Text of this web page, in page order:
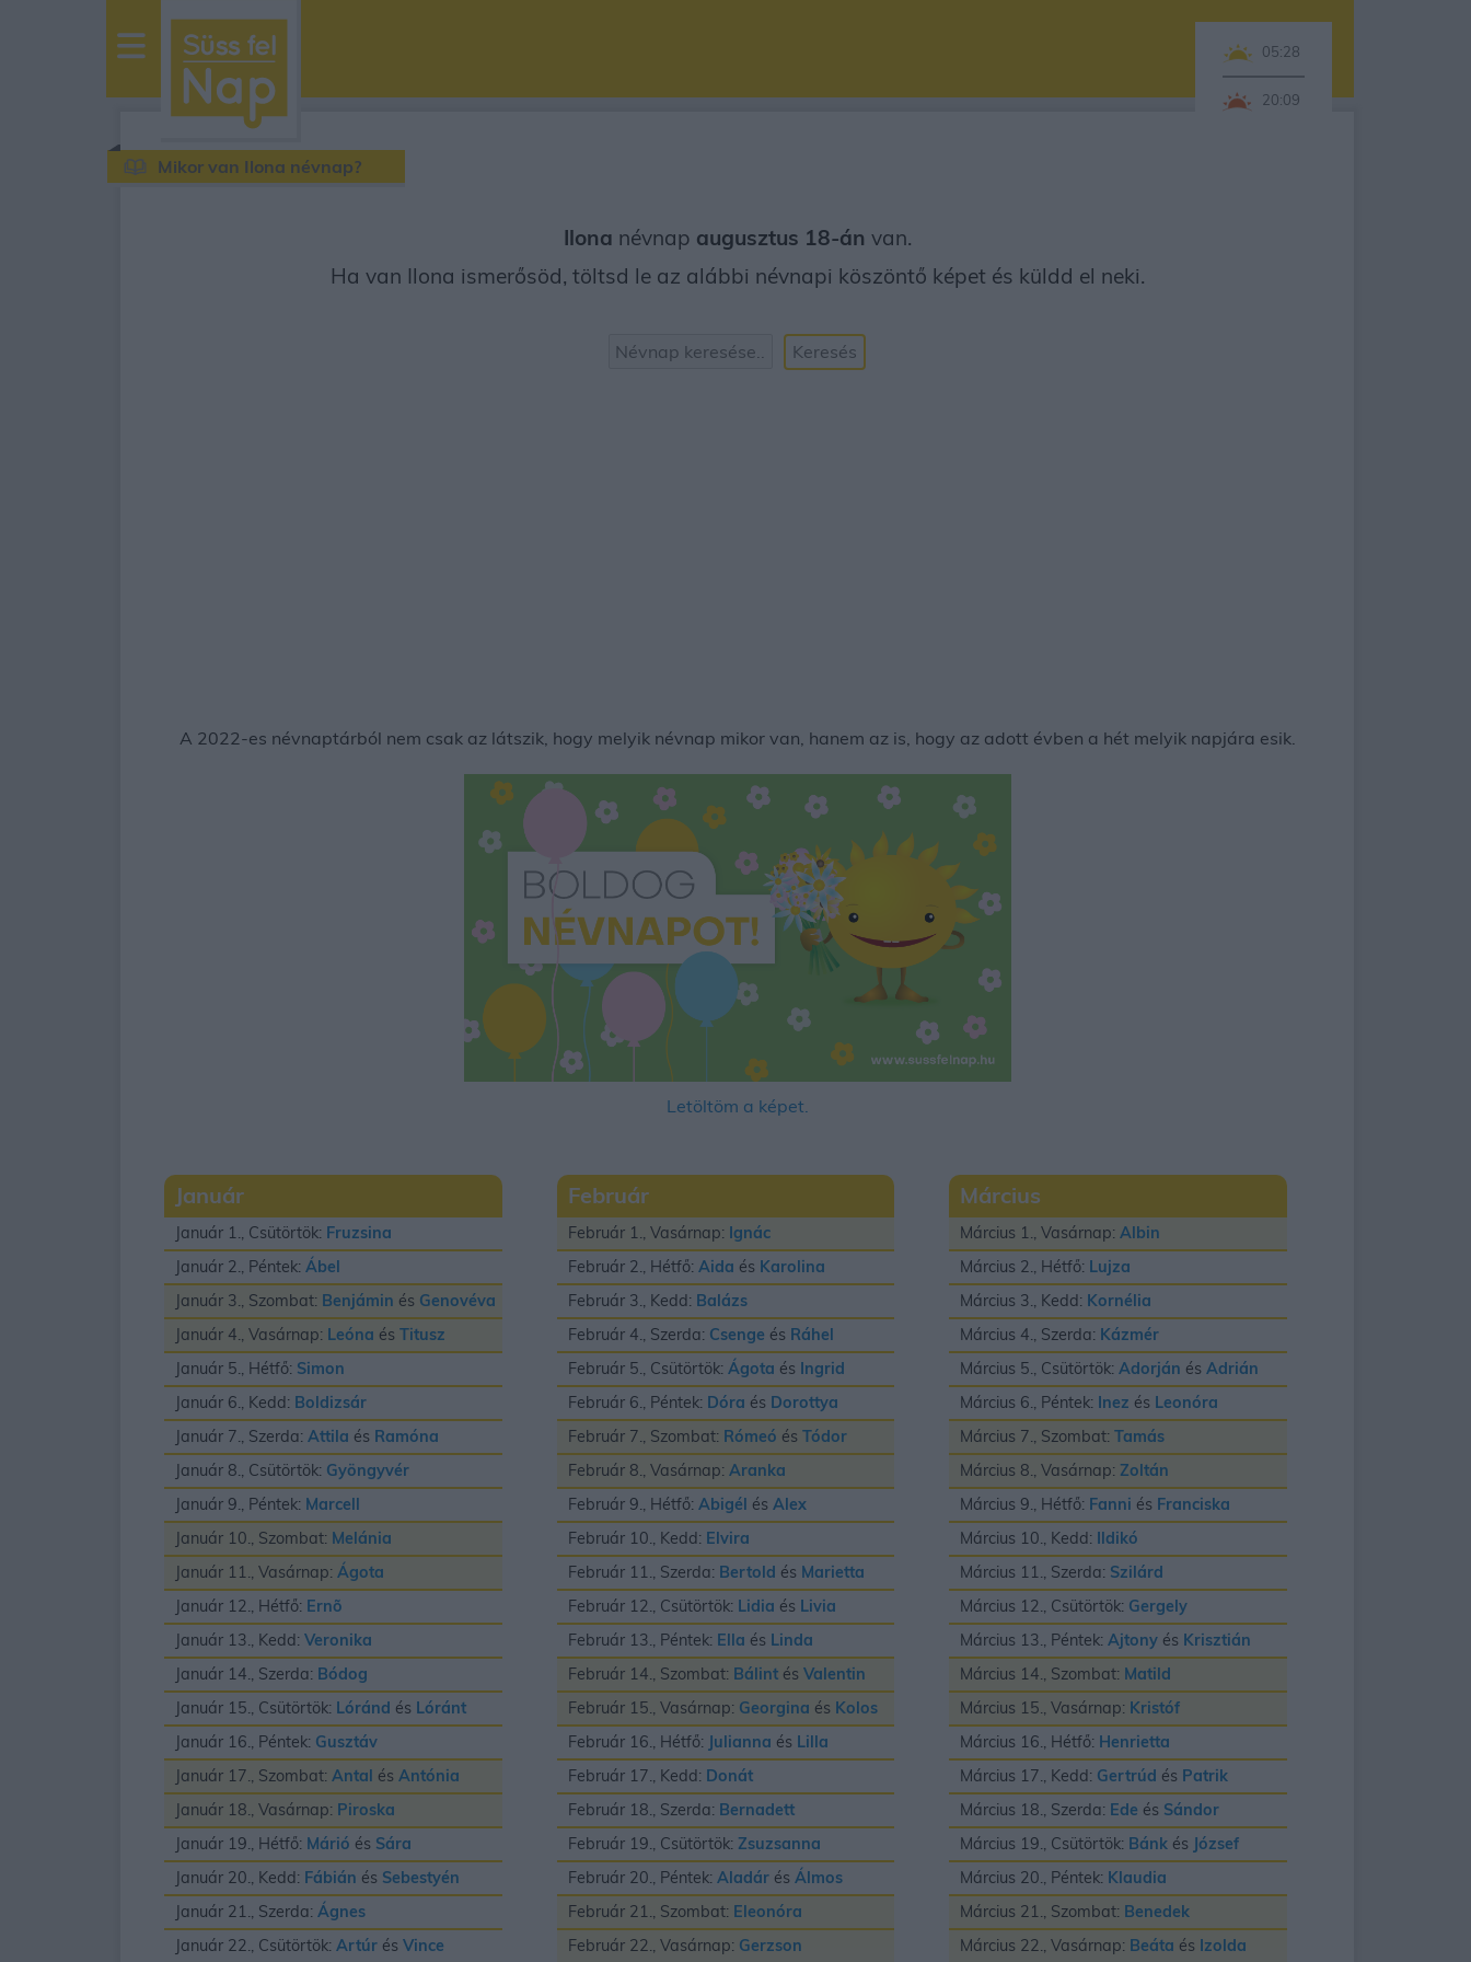
sussfelnap.hu
időjárás
05:28
20:09
Mikor van Ilona névnap?
Ilona névnap augusztus 18-án van.
Ha van Ilona ismerősöd, töltsd le az alábbi névnapi köszöntő képet és küldd el neki.
Keresés
A 2022-es névnaptárból nem csak az látszik, hogy melyik névnap mikor van, hanem az is, hogy az adott évben a hét melyik napjára esik.
Letöltöm a képet.
Január
Január 1., Csütörtök: Fruzsina
Január 2., Péntek: Ábel
Január 3., Szombat: Benjámin és Genovéva
Január 4., Vasárnap: Leóna és Titusz
Január 5., Hétfő: Simon
Január 6., Kedd: Boldizsár
Január 7., Szerda: Attila és Ramóna
Január 8., Csütörtök: Gyöngyvér
Január 9., Péntek: Marcell
Január 10., Szombat: Melánia
Január 11., Vasárnap: Ágota
Január 12., Hétfő: Ernõ
Január 13., Kedd: Veronika
Január 14., Szerda: Bódog
Január 15., Csütörtök: Lóránd és Lóránt
Január 16., Péntek: Gusztáv
Január 17., Szombat: Antal és Antónia
Január 18., Vasárnap: Piroska
Január 19., Hétfő: Márió és Sára
Január 20., Kedd: Fábián és Sebestyén
Január 21., Szerda: Ágnes
Január 22., Csütörtök: Artúr és Vince
Február
Február 1., Vasárnap: Ignác
Február 2., Hétfő: Aida és Karolina
Február 3., Kedd: Balázs
Február 4., Szerda: Csenge és Ráhel
Február 5., Csütörtök: Ágota és Ingrid
Február 6., Péntek: Dóra és Dorottya
Február 7., Szombat: Rómeó és Tódor
Február 8., Vasárnap: Aranka
Február 9., Hétfő: Abigél és Alex
Február 10., Kedd: Elvira
Február 11., Szerda: Bertold és Marietta
Február 12., Csütörtök: Lidia és Livia
Február 13., Péntek: Ella és Linda
Február 14., Szombat: Bálintés Valentin
Február 15., Vasárnap: Georgina és Kolos
Február 16., Hétfő: Julianna és Lilla
Február 17., Kedd: Donát
Február 18., Szerda: Bernadett
Február 19., Csütörtök: Zsuzsanna
Február 20., Péntek: Aladárés Álmos
Február 21., Szombat: Eleonóra
Február 22., Vasárnap: Gerzson
Március
Március 1., Vasárnap:Albin
Március 2., Hétfő: Lujza
Március 3., Kedd: Kornélia
Március 4., Szerda: Kázmér
Március 5., Csütörtök:Adorján ésAdrián
Március 6., Péntek: Inez és Leonóra
Március 7., Szombat:Tamás
Március 8., Vasárnap: Zoltán
Március 9., Hétfő: Fanni és Franciska
Március 10., Kedd: Ildikó
Március 11., Szerda: Szilárd
Március 12., Csütörtök: Gergely
Március 13., Péntek:Ajtony és Krisztián
Március 14., Szombat: Matild
Március 15., Vasárnap: Kristóf
Március 16., Hétfő: Henrietta
Március 17., Kedd: Gertrúd és Patrik
Március 18., Szerda: Ede és Sándor
Március 19., Csütörtök: Bánk és József
Március 20., Péntek: Klaudia
Március 21., Szombat: Benedek
Március 22., Vasárnap: Beáta és Izolda